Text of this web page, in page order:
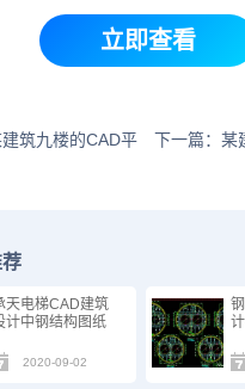
立即查看
建筑九楼的CAD平
下一篇：某
天电梯CAD建筑
计中钢结构图纸
2020-09-02